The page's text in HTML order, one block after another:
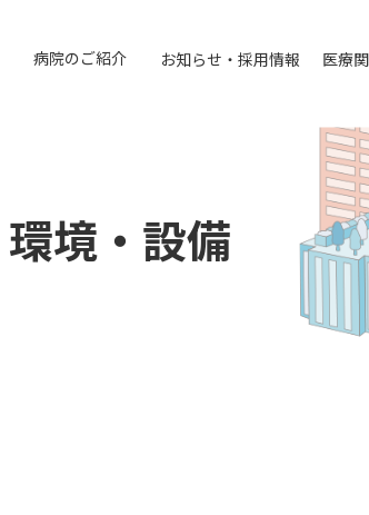
病院のご紹介 お知らせ・採用情報 医療
環境・設備